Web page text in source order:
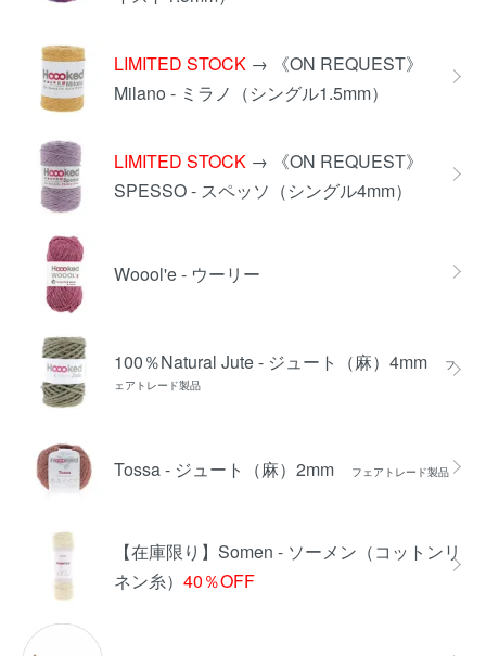
LIMITED STOCK → 《ON REQUEST》
Milano - ミラノ（シングル1.5mm）
LIMITED STOCK → 《ON REQUEST》
SPESSO - スペッソ（シングル4mm）
Woool'e - ウーリー
100％Natural Jute - ジュート（麻）4mm
フ
ェアトレード製品
Tossa - ジュート（麻）2mm フェアトレード製品
【在庫限り】Somen - ソーメン（コットンリ
ネン糸） 40％OFF